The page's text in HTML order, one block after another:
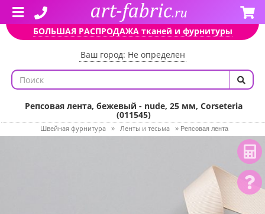
БОЛЬШАЯ РАСПРОДАЖА тканей и фурнитуры
Ваш город: Не определен
Репсовая лента, бежевый - nude, 25 мм, Corseteria
(011545)
Швейная фурнитура » Ленты и тесьма » Репсовая лента